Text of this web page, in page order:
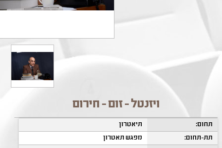
ויזנטל - זום - חירום
תחום:
תיאטרון
תת-תחום:
מפגש תאטרון